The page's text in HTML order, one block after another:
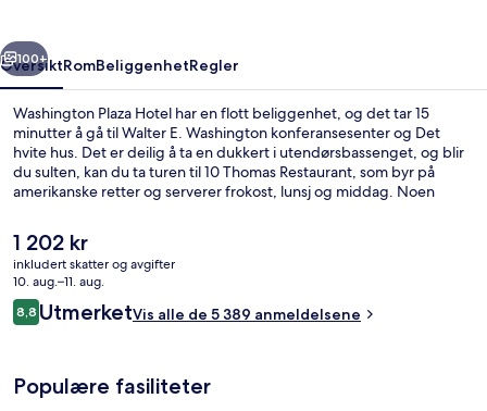
Neste
100+
OversiktRomBeliggenhetRegler
Washington Plaza Hotel har en flott beliggenhet, og det tar 15
minutter å gå til Walter E. Washington konferansesenter og Det
hvite hus. Det er deilig å ta en dukkert i utendørsbassenget, og blir
du sulten, kan du ta turen til 10 Thomas Restaurant, som byr på
amerikanske retter og serverer frokost, lunsj og middag. Noen
døgnåpent treningssenter og et treningssenter. Mange reisende
liker beliggenheten på grunn av severdighetene i området og fordi
det ikke er langt å gå til kollektivtransport. Det tar 7 minutter å gå til
McPherson Sq. Station og 10 minutter å gå til 7th St. Convention
Center Station.
Den
nåværende
prisen
er
1 202 kr
1 202 kr
inkludert skatter og avgifter
10. aug.–11. aug.
Anmeldelser
8,88,8 av 10 –
UtmerketVis alle de 5 389 anmeldelsene
Populære fasiliteter